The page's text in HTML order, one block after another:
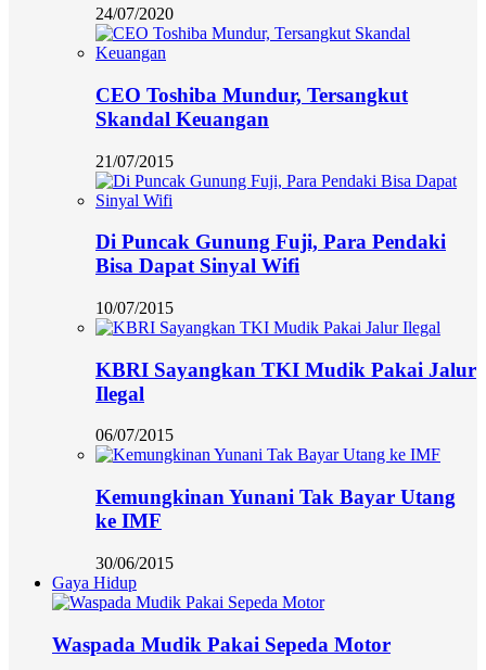
24/07/2020
CEO Toshiba Mundur, Tersangkut
Skandal Keuangan
21/07/2015
Di Puncak Gunung Fuji, Para Pendaki
Bisa Dapat Sinyal Wifi
10/07/2015
KBRI Sayangkan TKI Mudik Pakai Jalur
Ilegal
06/07/2015
Kemungkinan Yunani Tak Bayar Utang
ke IMF
30/06/2015
Gaya Hidup
Waspada Mudik Pakai Sepeda Motor